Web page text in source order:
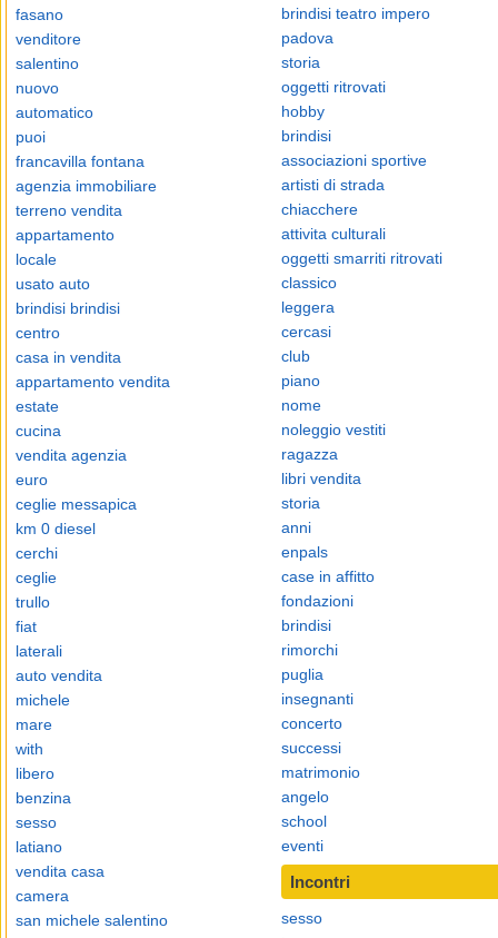
fasano
venditore
salentino
nuovo
automatico
puoi
francavilla fontana
agenzia immobiliare
terreno vendita
appartamento
locale
usato auto
brindisi brindisi
centro
casa in vendita
appartamento vendita
estate
cucina
vendita agenzia
euro
ceglie messapica
km 0 diesel
cerchi
ceglie
trullo
fiat
laterali
auto vendita
michele
mare
with
libero
benzina
sesso
latiano
vendita casa
camera
san michele salentino
brindisi teatro impero
padova
storia
oggetti ritrovati
hobby
brindisi
associazioni sportive
artisti di strada
chiacchere
attivita culturali
oggetti smarriti ritrovati
classico
leggera
cercasi
club
piano
nome
noleggio vestiti
ragazza
libri vendita
storia
anni
enpals
case in affitto
fondazioni
brindisi
rimorchi
puglia
insegnanti
concerto
successi
matrimonio
angelo
school
eventi
Incontri
sesso